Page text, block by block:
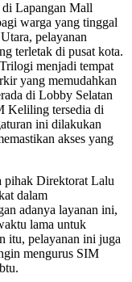
Lapangan Mall
warga yang tinggal
pelayanan
terletak di pusat kota.
menjadi tempat
yang memudahkan
di Lobby Selatan
Keliling tersedia di
ini dilakukan
akses yang
pihak Direktorat Lalu
dalam
adanya layanan ini,
lama untuk
itu, pelayanan ini juga
mengurus SIM